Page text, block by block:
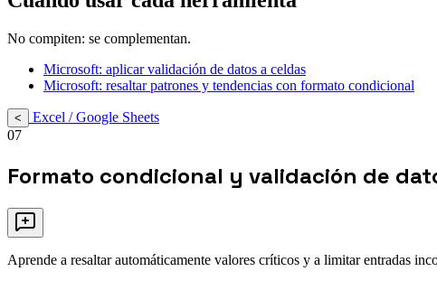
No compiten: se complementan.
Microsoft: aplicar validación de datos a celdas
Microsoft: resaltar patrones y tendencias con formato condicional
<
Excel / Google Sheets
07
Formato condicional y validación de
Aprende a resaltar automáticamente valores críticos y a limitar entradas